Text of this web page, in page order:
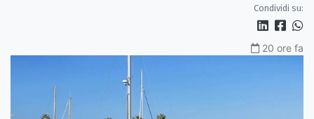
Condividi su:
20 ore fa